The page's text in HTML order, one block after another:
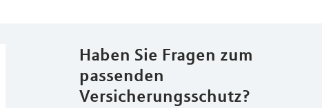
Haben Sie Fragen zum
passenden
Versicherungsschutz?